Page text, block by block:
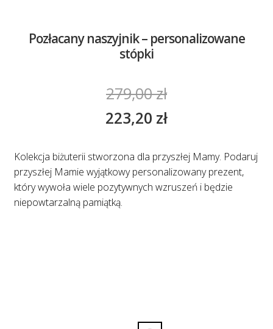
Pozłacany naszyjnik – personalizowane
stópki
279,00zł
223,20 zł
Kolekcja biżuterii stworzona dla przyszłej Mamy. Podaruj
przyszłej Mamie wyjątkowy personalizowany prezent,
który wywoła wiele pozytywnych wzruszeń i będzie
niepowtarzalną pamiątką.